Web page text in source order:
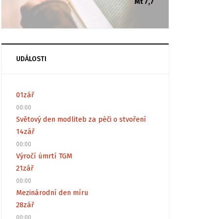
Mt 7,7
UDÁLOSTI
01zář
00:00
Světový den modliteb za péči o stvoření
14zář
00:00
Výročí úmrtí TGM
21zář
00:00
Mezinárodní den míru
28zář
00:00